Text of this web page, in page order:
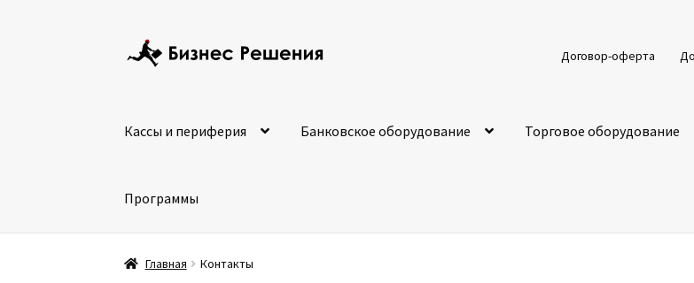
Договор-оферта
Кассы и периферия Банковское оборудование Торговое оборудование
Программы
Главная Контакты